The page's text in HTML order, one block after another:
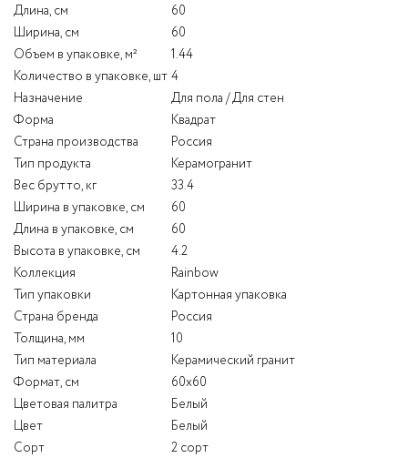
Длина, см
60
Ширина, см
60
Объем в упаковке, м²
1.44
Количество в упаковке, шт 4
Назначение
Для пола / Для стен
Форма
Квадрат
Страна производства
Россия
Тип продукта
Керамогранит
Вес брутто, кг
33.4
Ширина в упаковке, см
60
Длина в упаковке, см
60
Высота в упаковке, см
4.2
Коллекция
Rainbow
Тип упаковки
Картонная упаковка
Страна бренда
Россия
Толщина, мм
10
Тип материала
Керамический гранит
Формат, см
60x60
Цветовая палитра
Белый
Цвет
Белый
Сорт
2 сорт